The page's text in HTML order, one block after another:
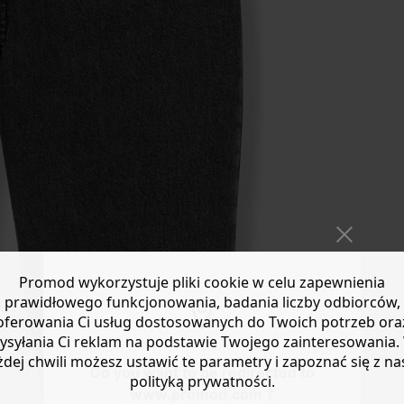
Do you want to be redirected to
www.promod.com ?
Promod wykorzystuje pliki cookie w celu zapewnienia
prawidłowego funkcjonowania, badania liczby odbiorców,
Ci usług dostosowanych do Twoich potrzeb
Ci reklam na podstawie Twojego zainteresowania.
chwili możesz ustawić te parametry i zapoznać się z
polityką prywatności.